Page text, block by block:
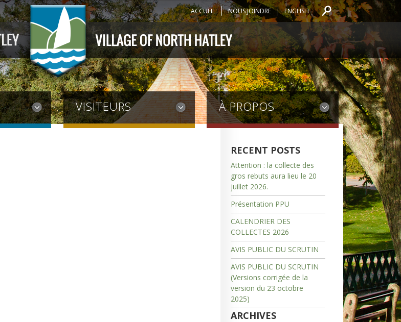
ACCUEIL NOUS JOINDRE ENGLISH
VISITEURS À PROPOS
RECENT POSTS
Attention : la collecte des
gros rebuts aura lieu le 20
juillet 2026.
Présentation PPU
CALENDRIER DES
COLLECTES 2026
AVIS PUBLIC DU SCRUTIN
AVIS PUBLIC DU SCRUTIN
(Versions corrigée de la
version du 23 octobre
2025)
ARCHIVES